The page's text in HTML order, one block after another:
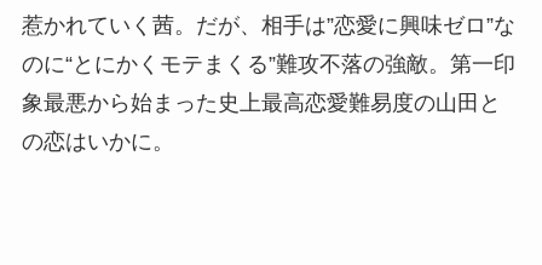
惹かれていく茜。だが、相手は”恋愛に興味ゼロ”な
のに“とにかくモテまくる”難攻不落の強敵。第一印
象最悪から始まった史上最高恋愛難易度の山田と
の恋はいかに。